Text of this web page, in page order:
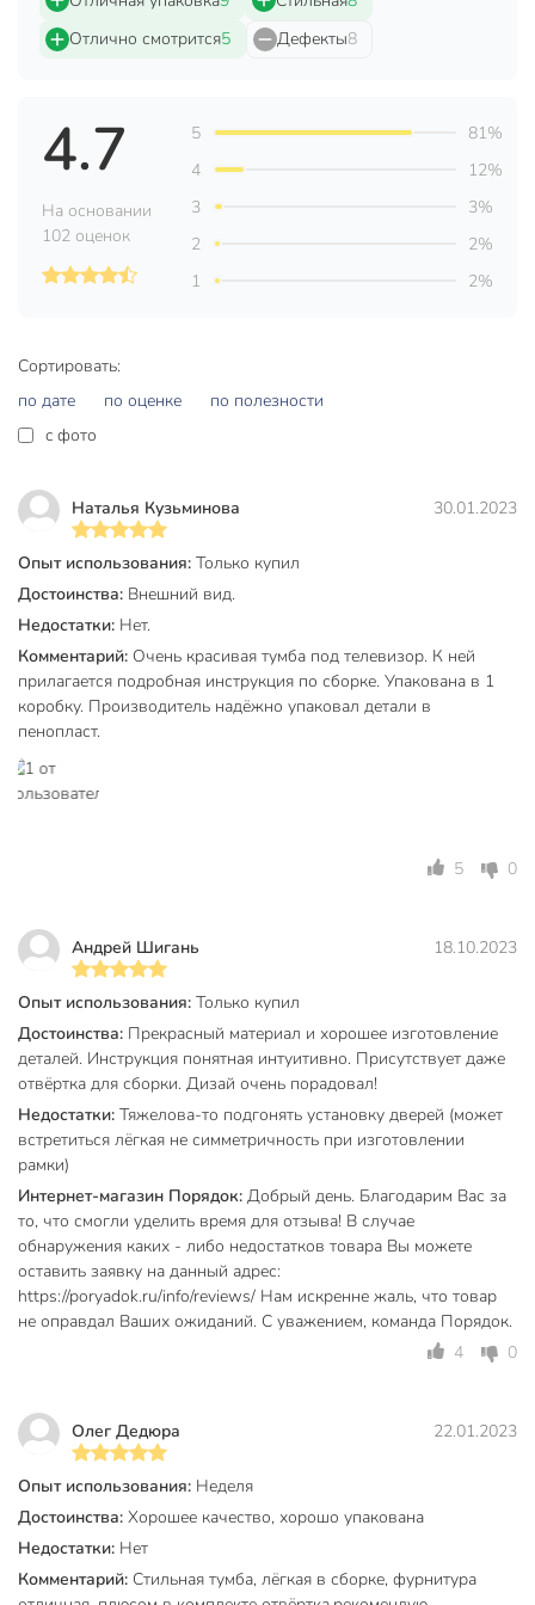
всего за несколько шагов.
Комплект аксессуаров;
Инструкция.
Характеристики:
Размеры (Д x Ш x В): 147 х 40 х 60 см.
Максимальные размеры центральной ниши целиком
(ВхГхШ): 39х37х56 см.
Вес: 30 кг.
Максимальная статическая грузоподъемность
верхней части: 80 кг.
Допустимая статическая нагрузка на один отсек: 10
кг.
Цвет: деревенский орех.
Поставляется в разобранном виде.
Главное отличие мебели в стиле лофт – комбинация дерева
и металла. Вот почему такой шкафчик – стильное решение:
своей лаконичности и простых геометрических форм.
дизайн.
Вместительность. Тумба позволяет максимально
выигрышно использовать место.
Качество. Тумба в стиле лофт сделана очень
качественно. Для ее конструкции использована
надежная деревянная основа.
Функциональность. Отверстия для проводов
упрощают подключение устройств и предотвращают
спутывание шнуров.
Таким образом, используя такую тумбу дома, вы сможете
сделать свое пространство более комфортным, а интерьер
- чуточку красивее.
Этот стильный и функциональный элемент идеален для
любого помещения, будь это гостиная или коридор. Тумбу
Вы можете приобрести «Тумба под телевизор 147х40х60
см, ДСП, ДВП, 30 кг, орех, Лофт, LTV132T41» и другие
товары в нашем интернет-магазине в Липецке по низким
ценам и с бесплатным самовывозом.
Техническая информация
Отлично смотрится5 Дефекты8
Сортировать:
по дате
по оценке
по полезности
c фото
Наталья Кузьминова 30.01.2023
Опыт использования: Только купил
Достоинства: Внешний вид.
Недостатки: Нет.
Комментарий: Очень красивая тумба под телевизор. К ней
прилагается подробная инструкция по сборке. Упакована в 1
коробку. Производитель надёжно упаковал детали в
пенопласт.
5 0
Андрей Шигань 18.10.2023
Опыт использования: Только купил
Достоинства: Прекрасный материал и хорошее изготовление
деталей. Инструкция понятная интуитивно. Присутствует даже
отвёртка для сборки. Дизай очень порадовал!
Недостатки: Тяжелова-то подгонять установку дверей (может
встретиться лёгкая не симметричность при изготовлении
рамки)
Интернет-магазин Порядок: Добрый день. Благодарим Вас за
то, что смогли уделить время для отзыва! В случае
обнаружения каких - либо недостатков товара Вы можете
оставить заявку на данный адрес:
https://poryadok.ru/info/reviews/ Нам искренне жаль, что товар
не оправдал Ваших ожиданий. С уважением, команда Порядок.
4
0
Олег Дедюра 22.01.2023
Опыт использования: Неделя
Достоинства: Хорошее качество, хорошо упакована
Недостатки: Нет
Комментарий: Стильная тумба, лёгкая в сборке, фурнитура
4.7
На основании
102 оценок
5
81%
4
12%
3
3%
2
2%
1
2%